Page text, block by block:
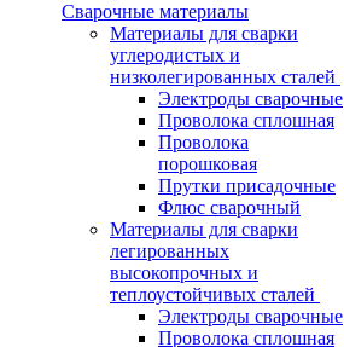
Сварочные материалы
Материалы для сварки
углеродистых и
низколегированных сталей
Электроды сварочные
Проволока сплошная
Проволока
порошковая
Прутки присадочные
Флюс сварочный
Материалы для сварки
легированных
высокопрочных и
теплоустойчивых сталей
Электроды сварочные
Проволока сплошная